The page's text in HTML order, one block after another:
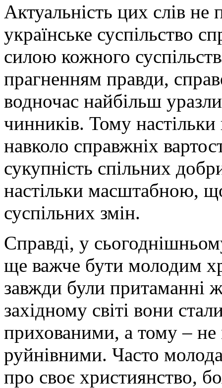
Актуальність цих слів
українське суспільство
силою кожного
прагненням правди,
водночас найбільш
чинників. Тому
навколо справжніх
сукупність спільних
настільки масштабною,
суспільних змін.
Справді, у
ще важче бути молодим
завжди були притаманні
західному світі вони
прихованими, а тому –
руйнівними. Часто
про своє християнство,